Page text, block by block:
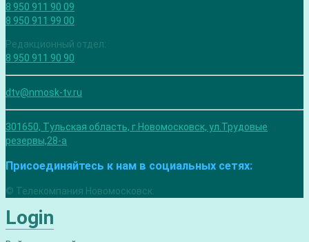
8 950 911 90 09
8 950 911 99 00
Редакционный отдел:
8 950 911 90 90
dtv@nmosk-tv.ru
301650, Тульская область, г.Новомосковск, ул.Трудовые
резервы,28-а
Присоединяйтесь к нам в социальных сетях:
© Телекомпания Новомосковск.
Login